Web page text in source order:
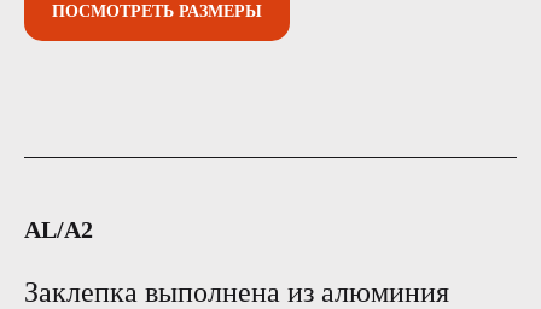
ПОСМОТРЕТЬ РАЗМЕРЫ
AL/A2
Заклепка выполнена из алюминия